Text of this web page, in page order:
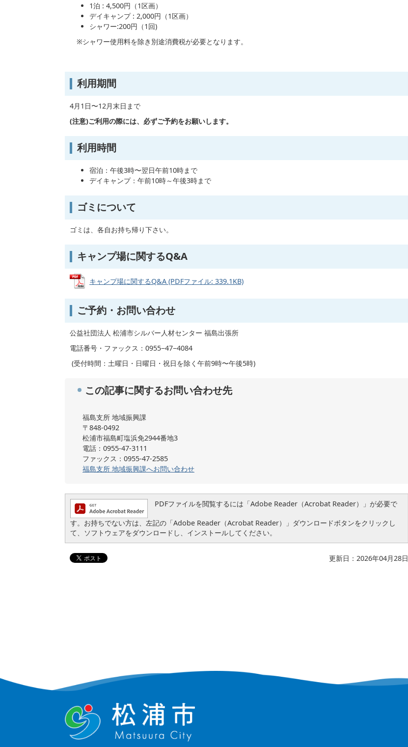
1泊 : 4,500円（1区画）
デイキャンプ : 2,000円（1区画）
シャワー:200円（1回)
※シャワー使用料を除き別途消費税が必要となります。
利用期間
4月1日〜12月末日まで
(注意)ご利用の際には、必ずご予約をお願いします。
利用時間
宿泊：午後3時〜翌日午前10時まで
デイキャンプ：午前10時～午後3時まで
ゴミについて
ゴミは、各自お持ち帰り下さい。
キャンプ場に関するQ&A
キャンプ場に関するQ&A (PDFファイル: 339.1KB)
ご予約・お問い合わせ
公益社団法人 松浦市シルバー人材センター 福島出張所
電話番号・ファックス：0955−47−4084
(受付時間：土曜日・日曜日・祝日を除く午前9時〜午後5時)
この記事に関するお問い合わせ先
福島支所 地域振興課
〒848-0492
松浦市福島町塩浜免2944番地3
電話：0955-47-3111
ファックス：0955-47-2585
福島支所 地域振興課へお問い合わせ
PDFファイルを閲覧するには「Adobe Reader（Acrobat Reader）」が必要で
す。お持ちでない方は、左記の「Adobe Reader（Acrobat Reader）」ダウンロードボタンをクリックし
て、ソフトウェアをダウンロードし、インストールしてください。
更新日：2026年04月28日